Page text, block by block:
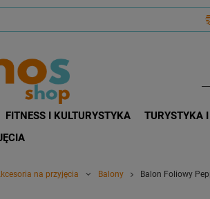
FITNESS I KULTURYSTYKA TURYSTYKA
na przyjęcia Balony Balon Foliowy